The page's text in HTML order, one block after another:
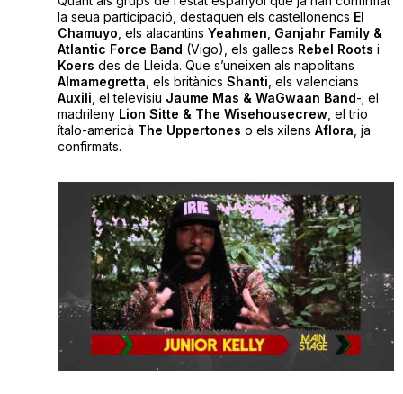
la seua participació, destaquen els castellonencs El
Chamuyo , els alacantins Yeahmen Ganjahr Family &
Atlantic Force Band (Vigo), els gallecs Rebel Roots i
Koers des de Lleida. Que s’uneixen als napolitans
Almamegretta , els britànics Shanti , els valencians
Auxili , el televisiu Jaume Mas & WaGwaan Band-; el
madrileny Lion Sitte & The Wisehousecrew, el trio
ítalo-americà The Uppertones o els xilens Aflora , ja
confirmats.